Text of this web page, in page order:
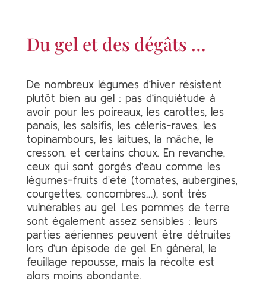
Du gel et des dégâts …
De nombreux légumes d’hiver résistent
plutôt bien au gel : pas d’inquiétude à
avoir pour les poireaux, les carottes, les
panais, les salsifis, les céleris-raves, les
topinambours, les laitues, la mâche, le
cresson, et certains choux. En revanche,
ceux qui sont gorgés d’eau comme les
légumes-fruits d’été (tomates, aubergines,
courgettes, concombres…), sont très
vulnérables au gel. Les pommes de terre
sont également assez sensibles : leurs
parties aériennes peuvent être détruites
lors d’un épisode de gel. En général, le
feuillage repousse, mais la récolte est
alors moins abondante.